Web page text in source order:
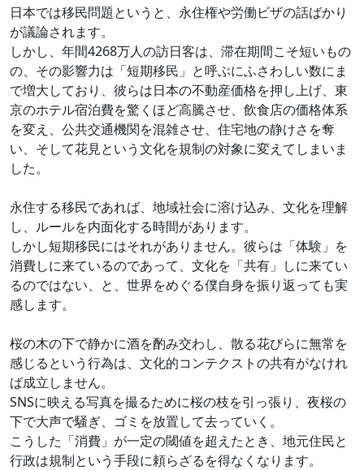
日本では移民問題というと、永住権や労働ビザの話ばかり
が議論されます。
しかし、年間4268万人の訪日客は、滞在期間こそ短いもの
の、その影響力は「短期移民」と呼ぶにふさわしい数にま
で増大しており、彼らは日本の不動産価格を押し上げ、東
京のホテル宿泊費を驚くほど高騰させ、飲食店の価格体系
を変え、公共交通機関を混雑させ、住宅地の静けさを奪
い、そして花見という文化を規制の対象に変えてしまいま
した。
永住する移民であれば、地域社会に溶け込み、文化を理解
し、ルールを内面化する時間があります。
しかし短期移民にはそれがありません。彼らは「体験」を
消費しに来ているのであって、文化を「共有」しに来てい
るのではない、と、世界をめぐる僕自身を振り返っても実
感します。
桜の木の下で静かに酒を酌み交わし、散る花びらに無常を
感じるという行為は、文化的コンテクストの共有がなけれ
ば成立しません。
SNSに映える写真を撮るために桜の枝を引っ張り、夜桜の
下で大声で騒ぎ、ゴミを放置して去っていく。
こうした「消費」が一定の閾値を超えたとき、地元住民と
行政は規制という手段に頼らざるを得なくなります。